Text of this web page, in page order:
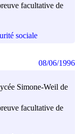
facultative de
sociale
Simone-Weil de
facultative de
08/06/1996